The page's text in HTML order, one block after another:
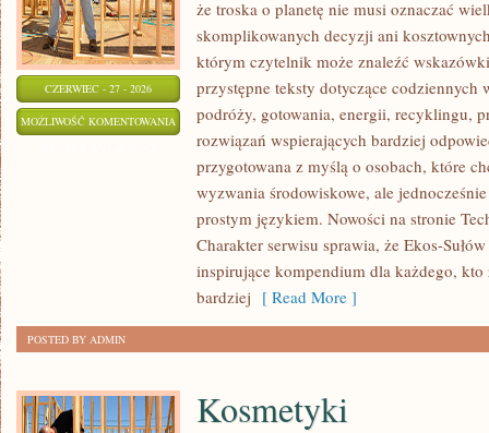
CZERWIEC - 27 - 2026
MOŻLIWOŚĆ KOMENTOWANIA PRZYRODA
OCHRONA
ŚRODOWISKA
że troska o planetę nie musi oznaczać
skomplikowanych decyzji ani
którym czytelnik może znaleźć
przystępne teksty dotyczące
podróży, gotowania, energii, recyklingu,
rozwiązań wspierających bardziej
przygotowana z myślą o osobach, które
wyzwania środowiskowe, ale
prostym językiem. Nowości na stronie
Charakter serwisu sprawia, że Ekos-
inspirujące kompendium dla każdego, kto
bardziej [ Read More ]
POSTED BY ADMIN
Kosmetyki